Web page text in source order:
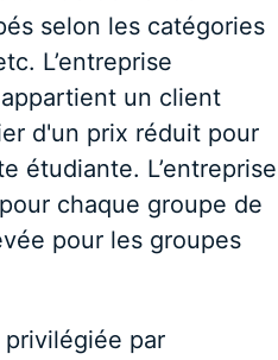
selon les catégories
L’entreprise
un client
d'un prix réduit pour
étudiante. L’entreprise
chaque groupe de
pour les groupes
par